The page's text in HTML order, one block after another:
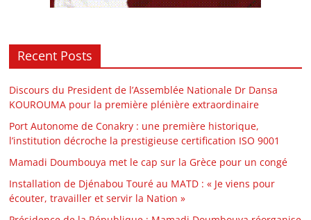
Recent Posts
Discours du President de l’Assemblée Nationale Dr Dansa
KOUROUMA pour la première plénière extraordinaire
Port Autonome de Conakry : une première historique,
l’institution décroche la prestigieuse certification ISO 9001
Mamadi Doumbouya met le cap sur la Grèce pour un congé
Installation de Djénabou Touré au MATD : « Je viens pour
écouter, travailler et servir la Nation »